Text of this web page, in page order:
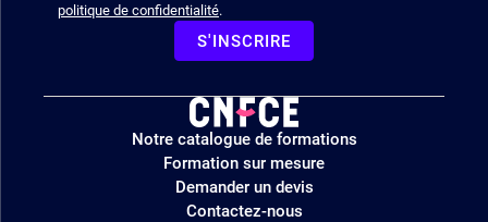
politique de confidentialité.
S'INSCRIRE
Logo
site
Notre catalogue de formations
Formation sur mesure
Demander un devis
Contactez-nous